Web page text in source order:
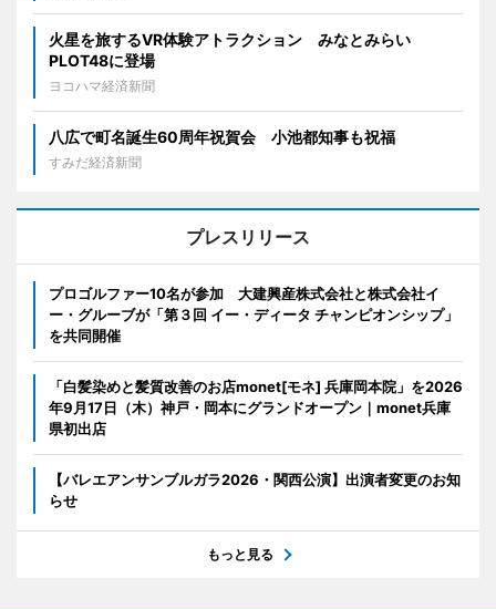
火星を旅するVR体験アトラクション みなとみらい
PLOT48に登場
ヨコハマ経済新聞
八広で町名誕生60周年祝賀会 小池都知事も祝福
すみだ経済新聞
プレスリリース
プロゴルファー10名が参加 大建興産株式会社と株式会社イ
ー・グルーブが「第３回 イー・ディータ チャンピオンシップ」
を共同開催
「白髪染めと髪質改善のお店monet[モネ] 兵庫岡本院」を2026
年9月17日（木）神戸・岡本にグランドオープン｜monet兵庫
県初出店
【バレエアンサンブルガラ2026・関西公演】出演者変更のお知
らせ
もっと見る